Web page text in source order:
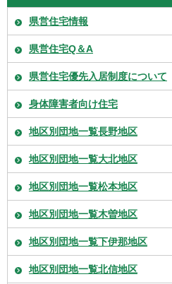
県営住宅情報
県営住宅Q＆A
県営住宅優先入居制度について
身体障害者向け住宅
地区別団地一覧長野地区
地区別団地一覧大北地区
地区別団地一覧松本地区
地区別団地一覧木曽地区
地区別団地一覧下伊那地区
地区別団地一覧北信地区